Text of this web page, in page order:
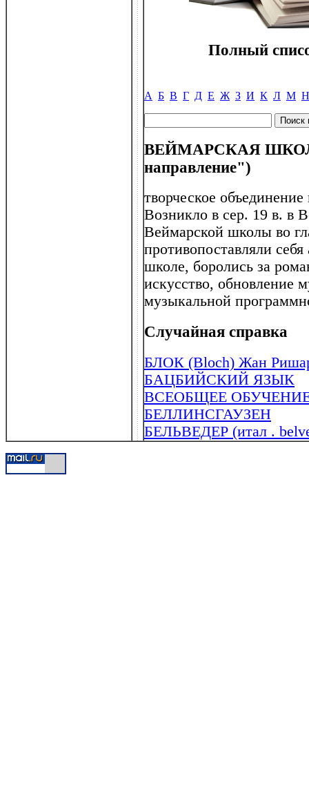
Полный
А Б В Г Д Е Ж З И К Л М Н
ВЕЙМАРСКАЯ
направление")
творческое
Возникло в сер. 19 в. в
Веймарской школы во
противопоставляли
школе, боролись за
искусство, обновление
музыкальной
Случайная справка
БЛОК (Bloch) Жан
БАЦБИЙСКИЙ ЯЗЫК
ВСЕОБЩЕЕ ОБУЧЕНИЕ
БЕЛЛИНСГАУЗЕН
БЕЛЬВЕДЕР (итал .